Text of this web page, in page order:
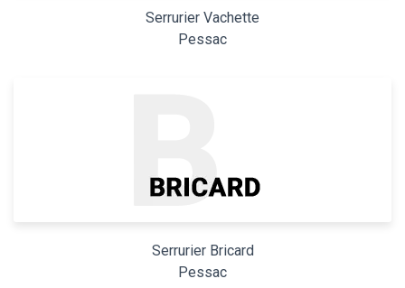
Serrurier Vachette
Pessac
Serrurier Bricard
Pessac